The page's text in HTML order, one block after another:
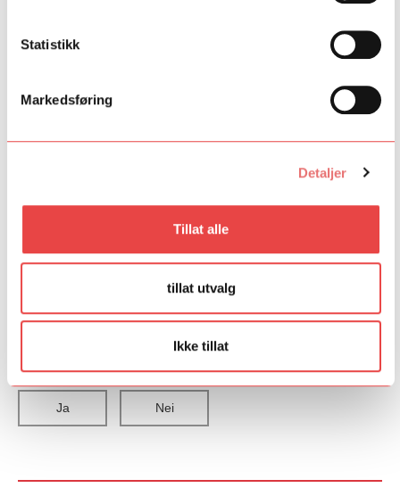
Statistikk
Markedsføring
Detaljer
Tillat alle
tillat utvalg
Ikke tillat
– Opplegget vil gi kunnskaper og praktisk erfaring, og tilby
møter med erfarne internasjonale forfattere – norske og
oversettere, internasjonale bransjeaktører som redaktører og
forleggere, internasjonale litterære miljøer som tidsskrift,
internasjonale nettverk involveres sentrale internasjonale
utenlandske arenaer og større forståelse for internasjonale
bransjemekanismer.
: Lars Mæhle signerer bøker på bokmessen i Leipzig
2015.
Fant du det du lette etter?
Ja Nei